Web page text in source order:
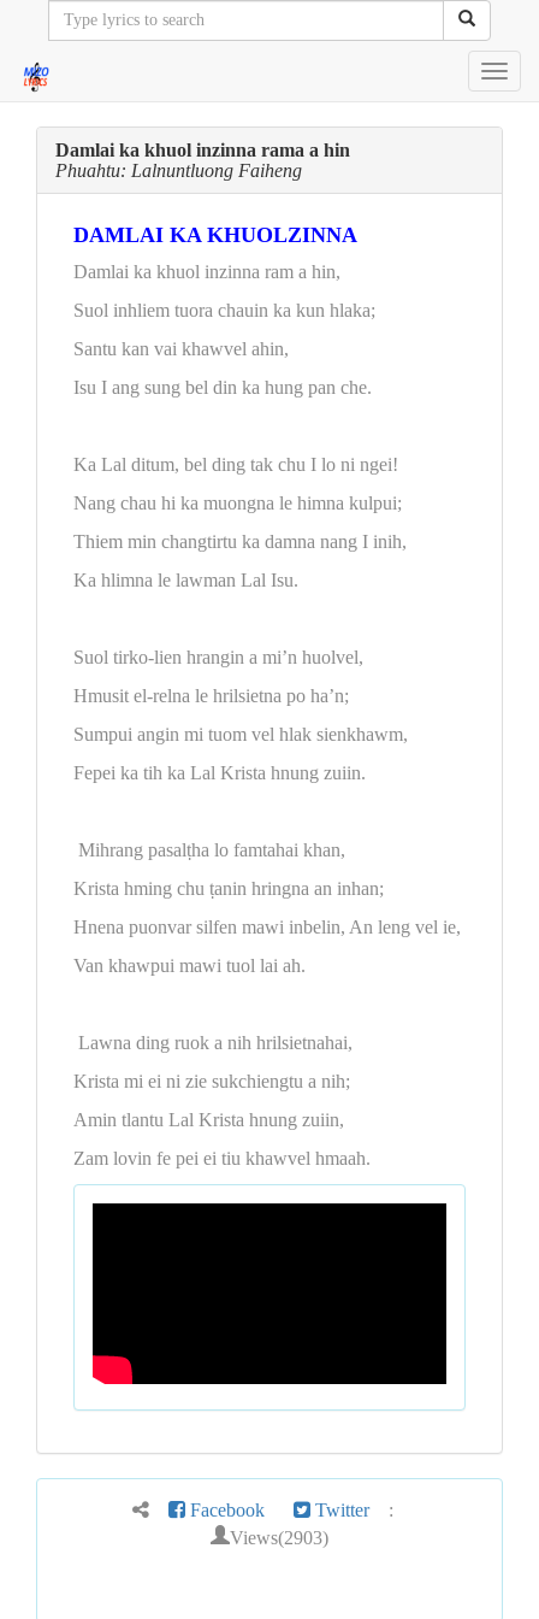
Damlai ka khuol inzinna rama a hin
Phuahtu: Lalnuntluong Faiheng
DAMLAI KA KHUOLZINNA
Damlai ka khuol inzinna ram a hin,
Suol inhliem tuora chauin ka kun hlaka;
Santu kan vai khawvel ahin,
Isu I ang sung bel din ka hung pan che.
Ka Lal ditum, bel ding tak chu I lo ni ngei!
Nang chau hi ka muongna le himna kulpui;
Thiem min changtirtu ka damna nang I inih,
Ka hlimna le lawman Lal Isu.
Suol tirko-lien hrangin a mi’n huolvel,
Hmusit el-relna le hrilsietna po ha’n;
Sumpui angin mi tuom vel hlak sienkhawm,
Fepei ka tih ka Lal Krista hnung zuiin.
Mihrang pasalṭha lo famtahai khan,
Krista hming chu ṭanin hringna an inhan;
Hnena puonvar silfen mawi inbelin, An leng vel ie,
Van khawpui mawi tuol lai ah.
Lawna ding ruok a nih hrilsietnahai,
Krista mi ei ni zie sukchiengtu a nih;
Amin tlantu Lal Krista hnung zuiin,
Zam lovin fe pei ei tiu khawvel hmaah.
Facebook Twitter :
Views(2903)